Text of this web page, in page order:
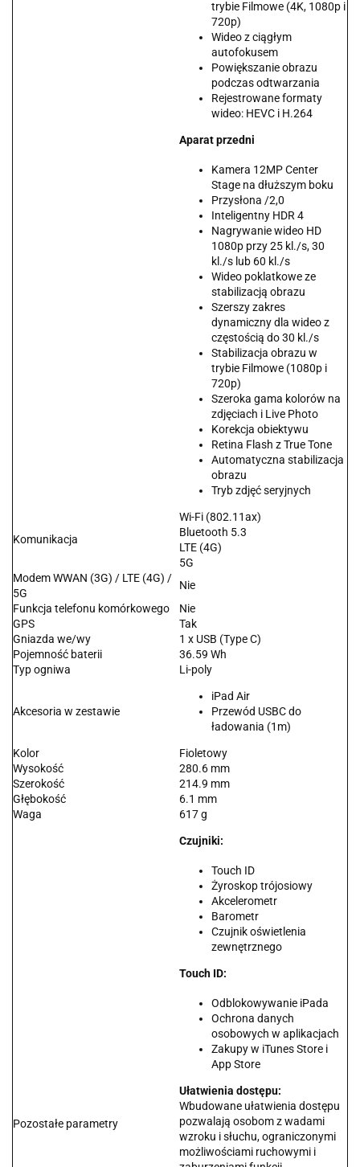
trybie Filmowe (4K, 1080p i
720p)
Wideo z ciągłym
autofokusem
Powiększanie obrazu
podczas odtwarzania
Rejestrowane formaty
wideo: HEVC i H.264
Aparat przedni
Kamera 12MP Center
Stage na dłuższym boku
Przysłona /2,0
Inteligentny HDR 4
Nagrywanie wideo HD
1080p przy 25 kl./s, 30
kl./s lub 60 kl./s
Wideo poklatkowe ze
stabilizacją obrazu
Szerszy zakres
dynamiczny dla wideo z
częstością do 30 kl./s
Stabilizacja obrazu w
trybie Filmowe (1080p i
720p)
Szeroka gama kolorów na
zdjęciach i Live Photo
Korekcja obiektywu
Retina Flash z True Tone
Automatyczna stabilizacja
obrazu
Tryb zdjęć seryjnych
Komunikacja
Wi-Fi (802.11ax)
Bluetooth 5.3
LTE (4G)
5G
Modem WWAN (3G) / LTE (4G) /
5G
Nie
Funkcja telefonu komórkowego
Nie
GPS
Tak
Gniazda we/wy
1 x USB (Type C)
Pojemność baterii
36.59 Wh
Typ ogniwa
Li-poly
Akcesoria w zestawie
iPad Air
Przewód USBC do
ładowania (1m)
Kolor
Fioletowy
Wysokość
280.6 mm
Szerokość
214.9 mm
Głębokość
6.1 mm
Waga
617 g
Pozostałe parametry
Czujniki:
Touch ID
Żyroskop trójosiowy
Akcelerometr
Barometr
Czujnik oświetlenia
zewnętrznego
Touch ID:
Odblokowywanie iPada
Ochrona danych
osobowych w aplikacjach
Zakupy w iTunes Store i
App Store
Ułatwienia dostępu:
Wbudowane ułatwienia dostępu
pozwalają osobom z wadami
wzroku i słuchu, ograniczonymi
możliwościami ruchowymi i